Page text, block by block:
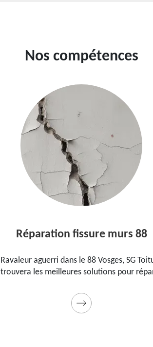
Nos compétences
Réparation fissure murs 88
Ravaleur aguerri dans le 88 Vosges, SG
trouvera les meilleures solutions pour
qualité et des matériels professionnels.
garantis décennaux